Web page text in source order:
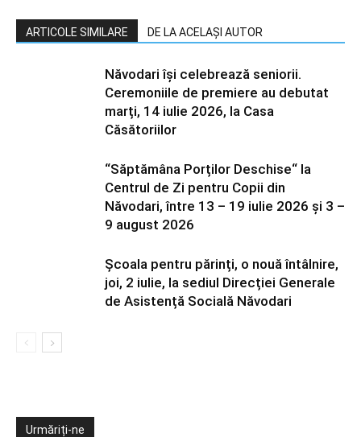
ARTICOLE SIMILARE DE LA ACELAȘI AUTOR
Năvodari își celebrează seniorii.
Ceremoniile de premiere au debutat
marți, 14 iulie 2026, la Casa
Căsătoriilor
“Săptămâna Porților Deschise“ la
Centrul de Zi pentru Copii din
Năvodari, între 13 – 19 iulie 2026 și 3 –
9 august 2026
Școala pentru părinți, o nouă întâlnire,
joi, 2 iulie, la sediul Direcției Generale
de Asistență Socială Năvodari
Urmăriți-ne